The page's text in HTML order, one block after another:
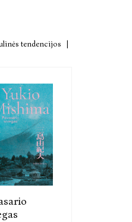
tendencijos